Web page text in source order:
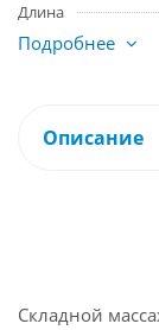
Длина
Подробнее
Описание
Складной